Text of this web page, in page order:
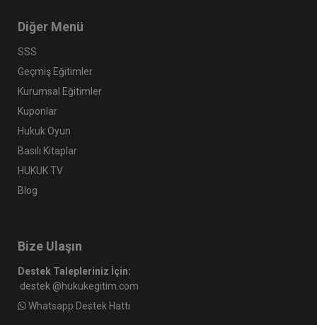
Diğer Menü
SSS
Geçmiş Eğitimler
Kurumsal Eğitimler
Kuponlar
Hukuk Oyun
Basılı Kitaplar
HUKUK TV
Blog
Bize Ulaşın
Destek Talepleriniz İçin:
destek @hukukegitim.com
Whatsapp Destek Hattı